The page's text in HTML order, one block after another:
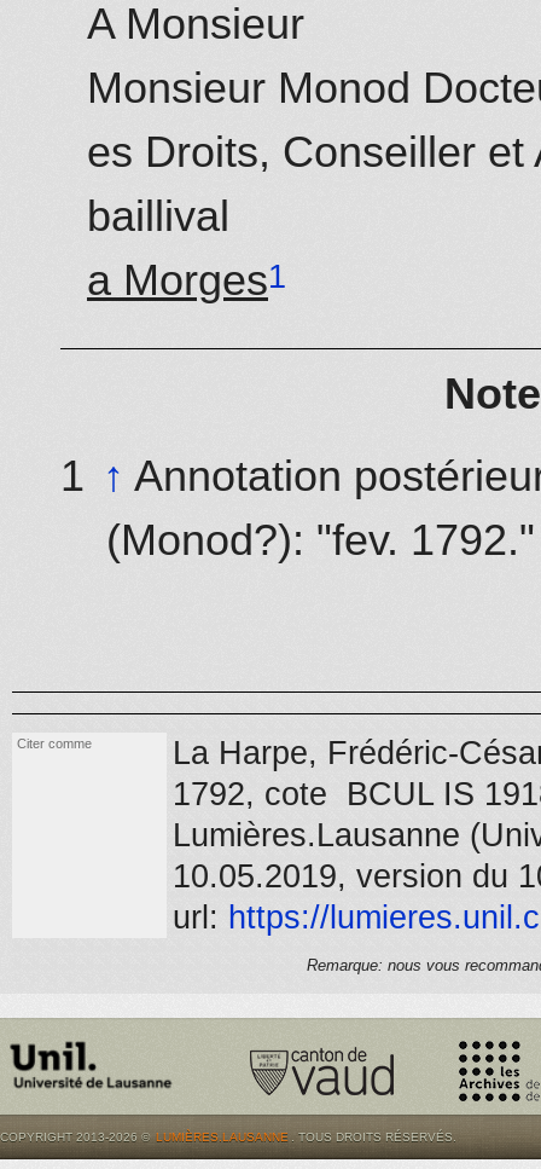
A Monsieur
Monsieur Monod
es Droits, Conseiller et
baillival
a Morges
↑ Annotation
(Monod?): "fev. 1792."
Citer comme
La Harpe, Frédéric-
1792, cote BCUL IS
Lumières.Lausanne
10.05.2019, version du
url: https://
Remarque: nous vous
COPYRIGHT 2013-2026 © LUMIÈRES.LAUSANNE . TOUS DROITS RÉSERVÉS.